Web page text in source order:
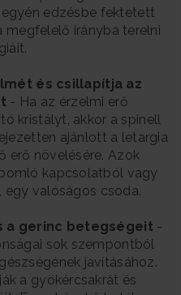
edzésbe fektetett
megfelelő irányba terelni
és csillapítja az
- Ha az érzelmi erő
kristályt, akkor a spinell
ajánlott a letargia
erő növelésére. Azok
kapcsolatból vagy
egy valóságos csoda.
a gerinc betegségeit -
sok szempontból
javításához.
a gyökércsakrát és